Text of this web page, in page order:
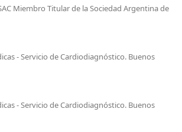
Miembro Titular de la Sociedad Argentina de
- Servicio de Cardiodiagnóstico. Buenos
- Servicio de Cardiodiagnóstico. Buenos